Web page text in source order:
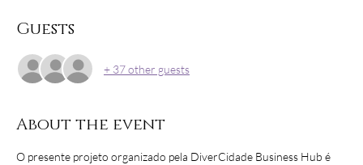
Guests
+ 37 other guests
About the event
O presente projeto organizado pela DiverCidade Business Hub é